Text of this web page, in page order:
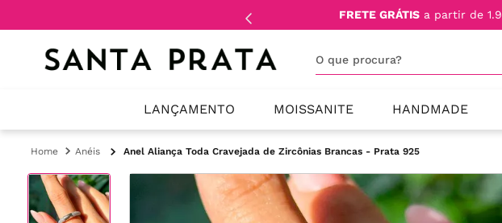
FRETE GRÁTIS a partir de
LANÇAMENTO MOISSANITE HANDMADE
Anéis Anel Aliança Toda Cravejada de Zircônias Brancas - Prata 925